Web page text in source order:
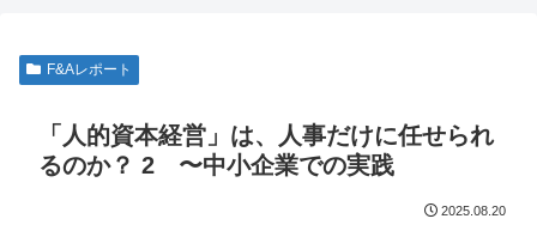
F&Aレポート
「人的資本経営」は、人事だけに任せられ
るのか？ 2 〜中小企業での実践
2025.08.20